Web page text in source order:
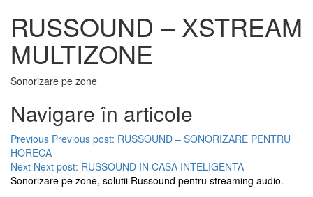
RUSSOUND – XSTREAM
MULTIZONE
Sonorizare pe zone
Navigare în articole
Previous Previous post: RUSSOUND – SONORIZARE PENTRU
HORECA
Next Next post: RUSSOUND IN CASA INTELIGENTA
Sonorizare pe zone, solutii Russound pentru streaming audio.